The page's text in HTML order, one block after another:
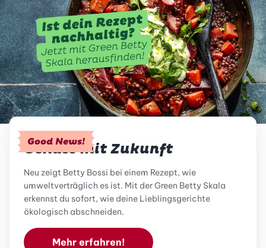
Good News!
Genuss mit Zukunft
Neu zeigt Betty Bossi bei einem Rezept, wie
umweltverträglich es ist. Mit der Green Betty Skala
erkennst du sofort, wie deine Lieblingsgerichte
ökologisch abschneiden.
Mehr erfahren!